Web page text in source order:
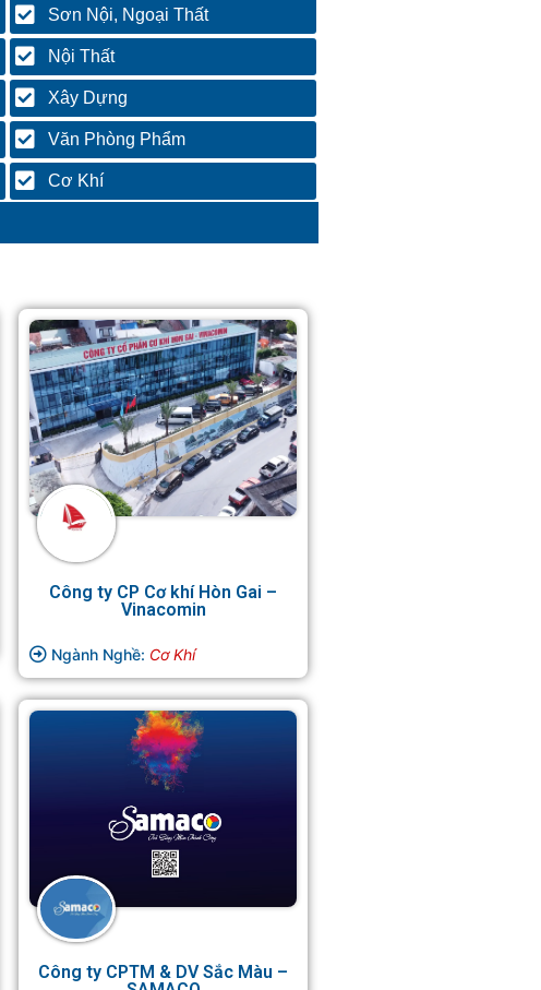
Sơn Nội, Ngoại Thất
Nội Thất
Xây Dựng
Văn Phòng Phẩm
Cơ Khí
Công ty CP Cơ khí Hòn Gai –
Vinacomin
Ngành Nghề: Cơ Khí
Công ty CPTM & DV Sắc Màu –